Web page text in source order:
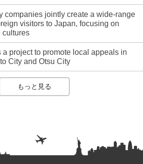
companies jointly create a wide-range
visitors to Japan, focusing on
cultures
a project to promote local appeals in
City and Otsu City
もっと見る